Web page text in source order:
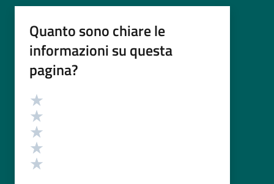
Quanto sono chiare le
informazioni su questa
pagina?
Valutazione